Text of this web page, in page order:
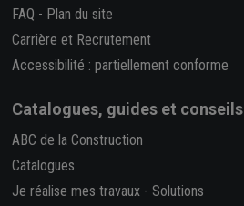
FAQ - Plan du site
Carrière et Recrutement
Accessibilité : partiellement conforme
Catalogues, guides et conseils
ABC de la Construction
Catalogues
Je réalise mes travaux - Solutions